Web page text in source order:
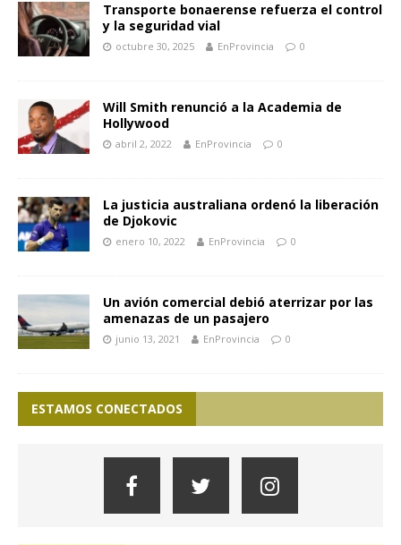
Transporte bonaerense refuerza el control
y la seguridad vial
octubre 30, 2025 EnProvincia 0
Will Smith renunció a la Academia de
Hollywood
abril 2, 2022 EnProvincia 0
La justicia australiana ordenó la liberación
de Djokovic
enero 10, 2022 EnProvincia 0
Un avión comercial debió aterrizar por las
amenazas de un pasajero
junio 13, 2021 EnProvincia 0
ESTAMOS CONECTADOS